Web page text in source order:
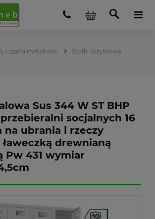
i szafki metalowe Szafki skrytkowe
Sus 344 W ST BHP
socjalnych 16
na ubrania i rzeczy
drewnianą
Pw 431 wymiar